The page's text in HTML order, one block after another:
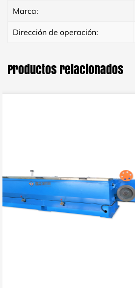
Marca:
Dirección de operación:
Productos relacionados